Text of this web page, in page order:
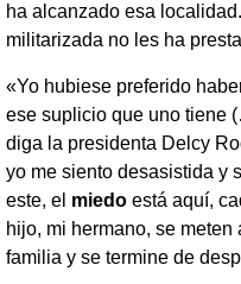
ha alcanzado esa
militarizada no les ha
«Yo hubiese preferido
ese suplicio que uno tiene
diga la presidenta Delcy
yo me siento desasistida y
este, el miedo está aquí,
hijo, mi hermano, se
familia y se termine de